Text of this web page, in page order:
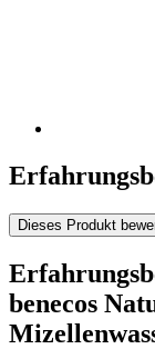
Dieses Produkt
benecos